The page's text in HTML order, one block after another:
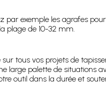
exemple les agrafes
plage de 10-32 mm.
tous vos projets de
large palette de situations
outil dans la durée et